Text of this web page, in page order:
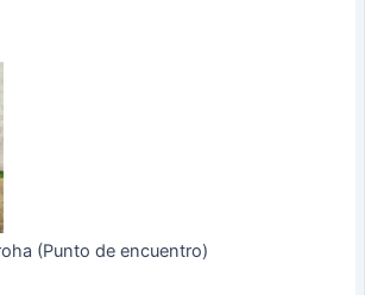
(Punto de encuentro)